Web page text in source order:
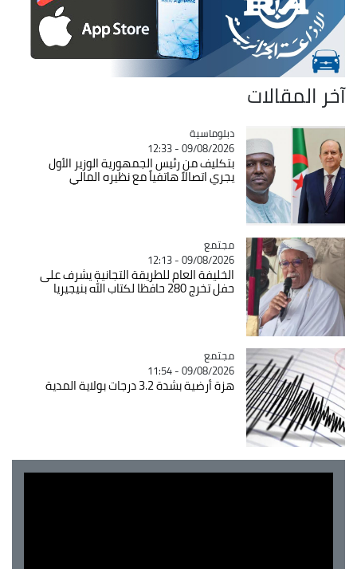
آخر المقالات
Catégorie
دبلوماسية
09/08/2026 - 12:33
بتكليف من رئيس الجمهورية الوزير الأول
يجري اتصالاً هاتفياً مع نظيره المالي
Catégorie
مجتمع
09/08/2026 - 12:13
الخليفة العام للطريقة التجانية يشرف على
حفل تخرج 280 حافظا لكتاب الله بنيجيريا
Catégorie
مجتمع
09/08/2026 - 11:54
هزة أرضية بشدة 3.2 درجات بولاية المدية